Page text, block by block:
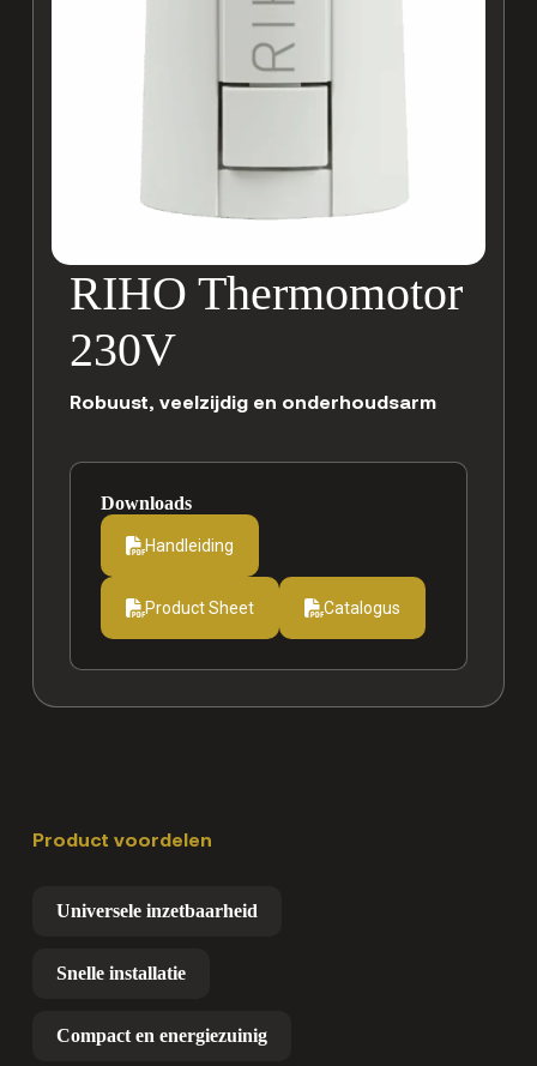
RIHO Thermomotor
230V
Robuust, veelzijdig en onderhoudsarm
Downloads
Handleiding
Product Sheet Catalogus
Product voordelen
Universele inzetbaarheid
Snelle installatie
Compact en energiezuinig